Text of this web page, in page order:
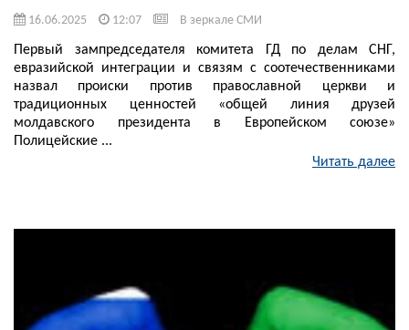
16.06.2025 12:07 В зеркале СМИ
Первый зампредседателя комитета ГД по делам СНГ,
евразийской интеграции и связям с соотечественниками
назвал происки против православной церкви и
традиционных ценностей «общей линия друзей
молдавского президента в Европейском союзе»
Полицейские ...
Читать далее